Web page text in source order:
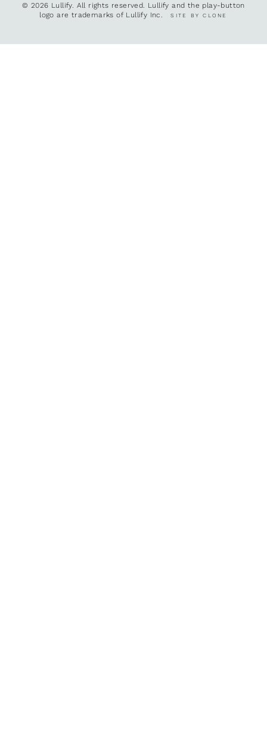
© 2026 Lullify. All rights reserved. Lullify and the play-button
logo are trademarks of Lullify Inc.SITE BY CLONE